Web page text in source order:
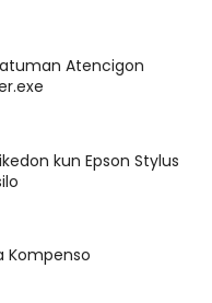
Atencigon
kun Epson Stylus
Kompenso